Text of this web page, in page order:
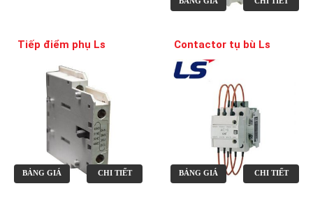
Tiếp điểm phụ Ls
BẢNG GIÁ CHI TIẾT
Contactor tụ bù Ls
BẢNG GIÁ CHI TIẾT